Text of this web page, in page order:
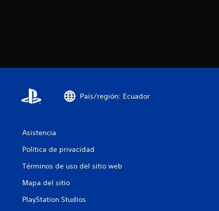
País/región: Ecuador
Asistencia
Política de privacidad
Términos de uso del sitio web
Mapa del sitio
PlayStation Studios